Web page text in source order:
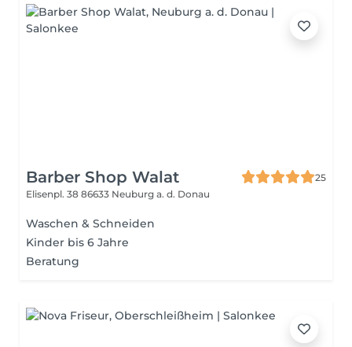
Barber Shop Walat
25
Elisenpl. 38 86633 Neuburg a. d. Donau
Waschen & Schneiden
Kinder bis 6 Jahre
Beratung